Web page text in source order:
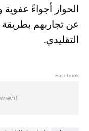
الحوار أجواءً عفوية
عن تجاربهم بطريقة
التقليدي.
Facebook